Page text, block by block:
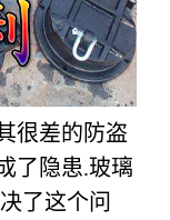
很差的防盗
了隐患.玻璃
了这个问